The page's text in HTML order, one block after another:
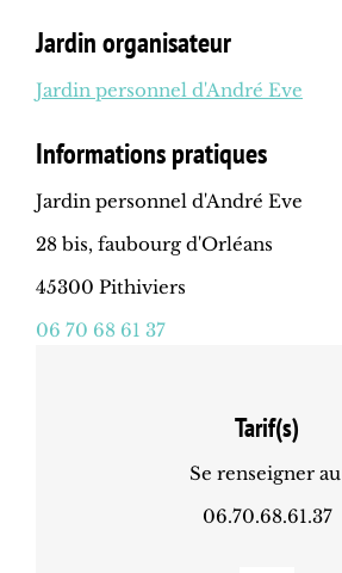
Jardin organisateur
Jardin personnel d'André Eve
Informations pratiques
Jardin personnel d'André Eve
28 bis, faubourg d'Orléans
45300 Pithiviers
06 70 68 61 37
Tarif(s)
Se renseigner au
06.70.68.61.37